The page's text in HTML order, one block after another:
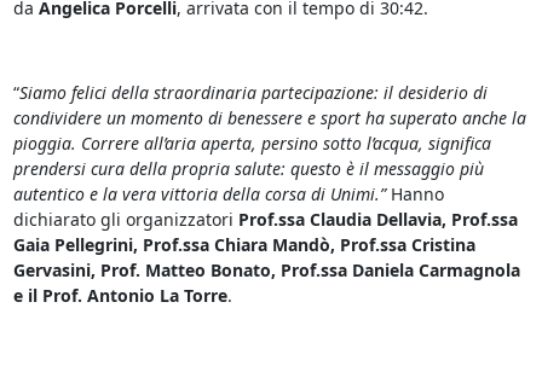
da Angelica Porcelli, arrivata con il tempo di 30:42.
“Siamo felici della straordinaria partecipazione: il desiderio di
condividere un momento di benessere e sport ha superato anche la
pioggia. Correre all’aria aperta, persino sotto l’acqua, significa
prendersi cura della propria salute: questo è il messaggio più
autentico e la vera vittoria della corsa di Unimi.”Hanno
dichiarato gli organizzatori Prof.ssa Claudia Dellavia, Prof.ssa
Gaia Pellegrini, Prof.ssa Chiara Mandò, Prof.ssa Cristina
Gervasini, Prof. Matteo Bonato, Prof.ssa Daniela Carmagnola
e il Prof. Antonio La Torre.